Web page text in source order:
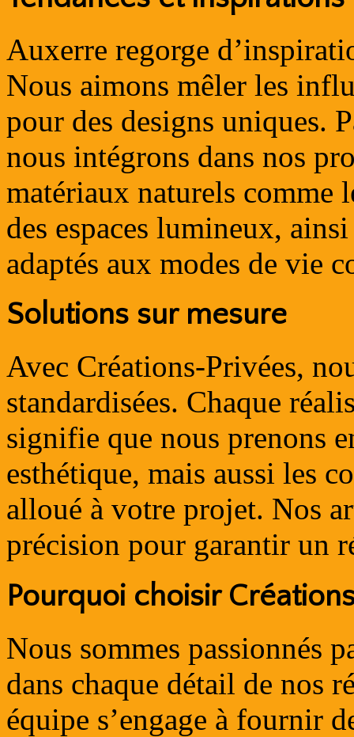
Auxerre regorge
Nous aimons mêler les
pour des designs uniques.
nous intégrons dans nos
matériaux naturels comme
des espaces lumineux,
adaptés aux modes de vie
Solutions sur mesure
Avec Créations-Privées,
standardisées. Chaque
signifie que nous prenons
esthétique, mais aussi les
alloué à votre projet. Nos
précision pour garantir un
Pourquoi choisir
Nous sommes passionnés
dans chaque détail de nos
équipe s’engage à fournir